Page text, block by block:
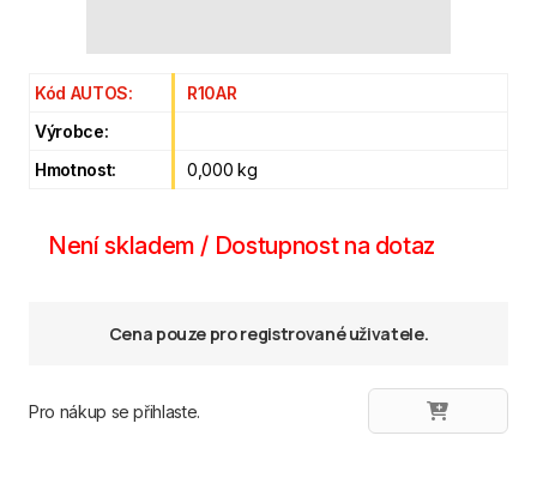
Kód AUTOS:
R10AR
Výrobce:
Hmotnost:
0,000 kg
Není skladem / Dostupnost na dotaz
Cena pouze pro registrované uživatele.
Pro nákup se přihlaste.